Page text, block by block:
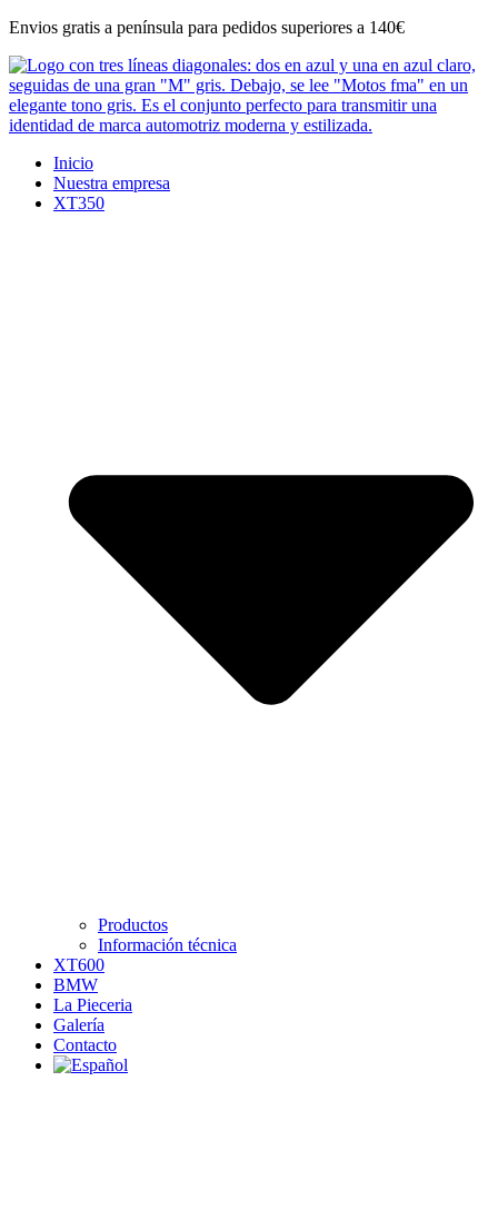
Ir
contenido
Envios gratis a península para pedidos superiores a 140€
Inicio
Nuestra empresa
XT350
Productos
Información técnica
XT600
BMW
La Pieceria
Galería
Contacto